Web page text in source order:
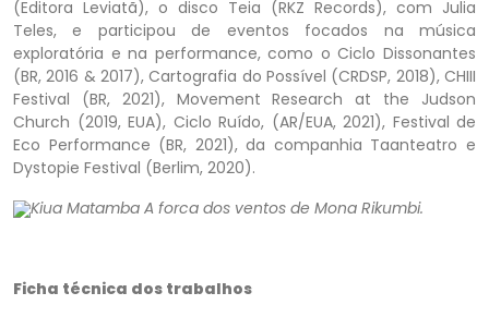
(Editora Leviatã), o disco Teia (RKZ Records), com Julia
Teles, e participou de eventos focados na música
exploratória e na performance, como o Ciclo Dissonantes
(BR, 2016 & 2017), Cartografia do Possível (CRDSP, 2018), CHIII
Festival (BR, 2021), Movement Research at the Judson
Church (2019, EUA), Ciclo Ruído, (AR/EUA, 2021), Festival de
Eco Performance (BR, 2021), da companhia Taanteatro e
Dystopie Festival (Berlim, 2020).
Kiua Matamba A forca dos ventos de Mona Rikumbi.
Ficha técnica dos trabalhos